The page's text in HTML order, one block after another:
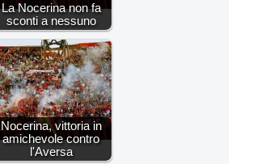
La Nocerina non fa
sconti a nessuno
Nocerina, vittoria in
amichevole contro
l'Aversa